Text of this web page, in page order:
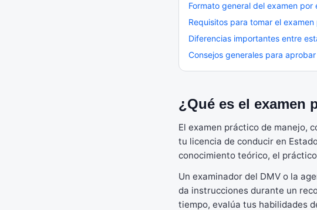
Formato general del examen por
Requisitos para tomar el
Diferencias importantes entre
Consejos generales para aprobar
¿Qué es el examen
El examen práctico de manejo,
tu licencia de conducir en
conocimiento teórico, el
Un examinador del DMV o la
da instrucciones durante un
tiempo, evalúa tus habilidades